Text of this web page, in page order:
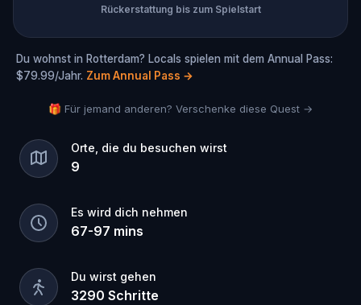
Rückerstattung bis zum Spielstart
Du wohnst in Rotterdam? Locals spielen mit dem Annual Pass:
$79.99/Jahr. Zum Annual Pass →
🎁 Für jemand anderen? Verschenke diese Quest →
Orte, die du besuchen wirst
9
Es wird dich nehmen
67-97 mins
Du wirst gehen
3290 Schritte